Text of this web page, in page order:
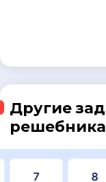
Другие
решебника
7 8